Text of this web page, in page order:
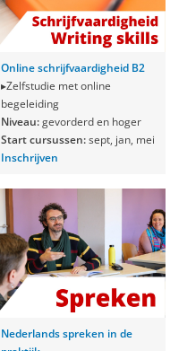
Online schrijfvaardigheid B2
▸Zelfstudie met online
begeleiding
Niveau:gevorderden hoger
Start cursussen:sept, jan, mei
Inschrijven
Nederlands spreken in de